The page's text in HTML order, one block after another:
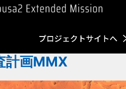
計画MMX